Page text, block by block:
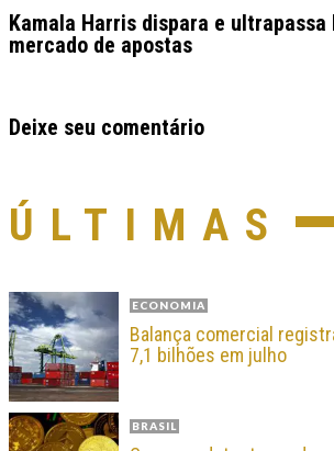
Kamala Harris dispara e ultrapassa
mercado de apostas
Deixe seu comentário
ÚLTIMAS
ECONOMIA
Balança comercial
7,1 bilhões em julho
BRASIL